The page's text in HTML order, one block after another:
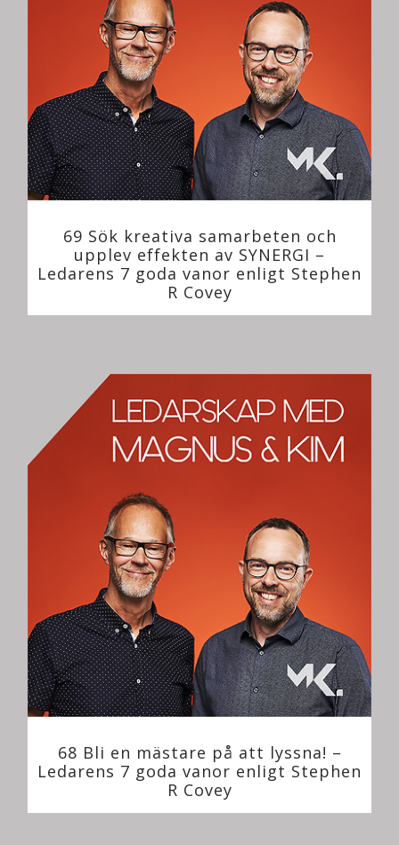
69 Sök kreativa samarbeten och
upplev effekten av SYNERGI –
Ledarens 7 goda vanor enligt Stephen
R Covey
68 Bli en mästare på att lyssna! –
Ledarens 7 goda vanor enligt Stephen
R Covey